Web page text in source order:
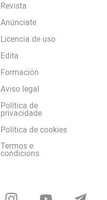
Revista
Anúnciate
Licencia de uso
Edita
Formación
Aviso legal
Política de
privacidade
Política de cookies
Termos e
condicions